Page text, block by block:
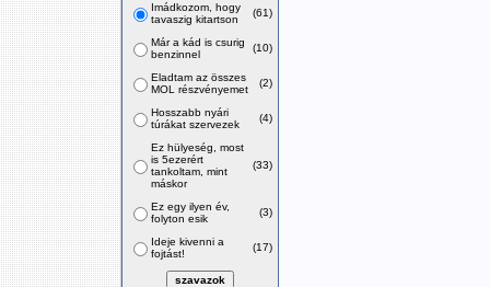
Imádkozom, hogy
tavaszig kitartson
(61)
Már a kád is csurig
benzinnel
(10)
Eladtam az összes
MOL részvényemet
(2)
Hosszabb nyári
túrákat szervezek
(4)
Ez hülyeség, most
is 5ezerért
tankoltam, mint
máskor
(33)
Ez egy ilyen év,
folyton esik
(3)
Ideje kivenni a
fojtást!
(17)